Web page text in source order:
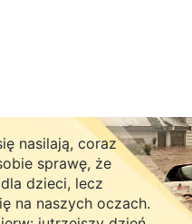
pośród ludzi!
Boga!
się w domu Bożym.
nasilają, coraz
sprawę, że
dzieci, lecz
na naszych oczach.